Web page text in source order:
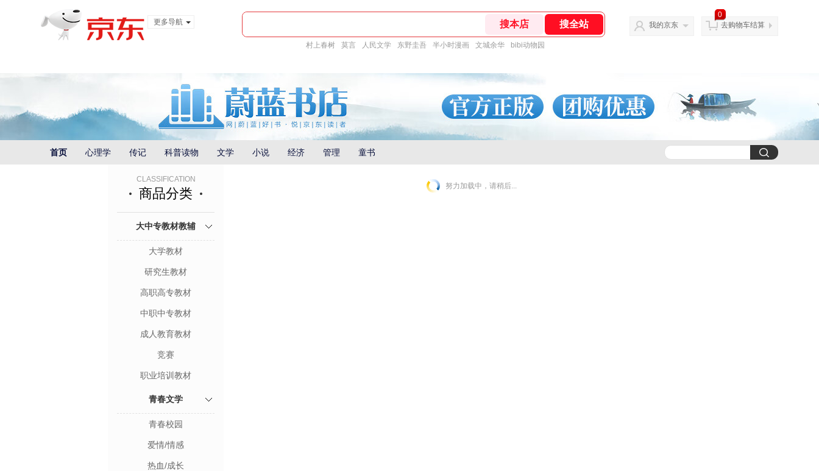
更多导航
村上春树 莫言 人民文学 东野圭吾 半小时漫画 文城余华 bibi动物园
我的京东
0
去购物车结算
首页 心理学 传记 科普读物 文学 小说 经济 管理 童书
CLASSIFICATION
商品分类
大中专教材教辅
大学教材
研究生教材
高职高专教材
中职中专教材
成人教育教材
竞赛
职业培训教材
青春文学
青春校园
爱情/情感
热血/成长
努力加载中，请稍后...